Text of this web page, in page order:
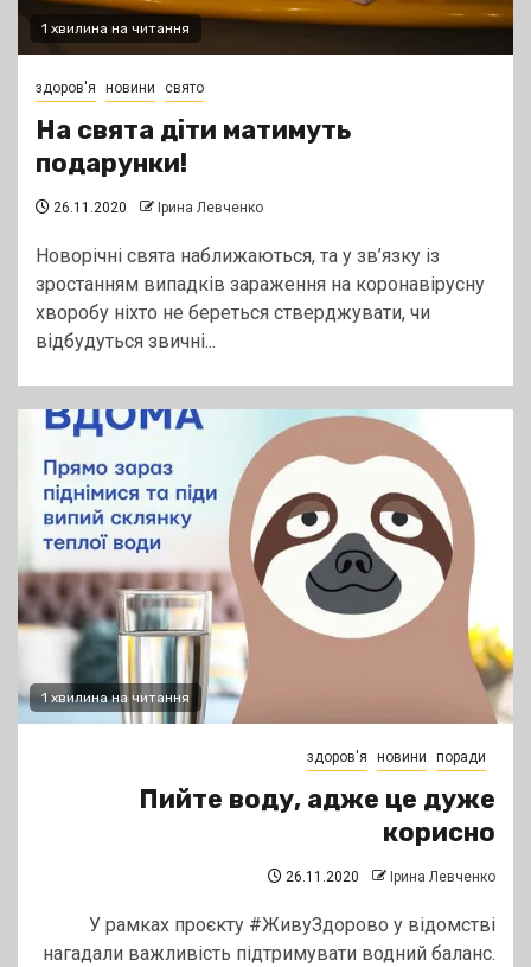
1 хвилина на читання
здоров'я новини свято
На свята діти матимуть
подарунки!
26.11.2020 Ірина Левченко
Новорічні свята наближаються, та у зв’язку із
зростанням випадків зараження на коронавірусну
хворобу ніхто не береться стверджувати, чи
відбудуться звичні...
1 хвилина на читання
здоров'я новини поради
Пийте воду, адже це дуже
корисно
26.11.2020 Ірина Левченко
У рамках проєкту #ЖивуЗдорово у відомстві
нагадали важливість підтримувати водний баланс.